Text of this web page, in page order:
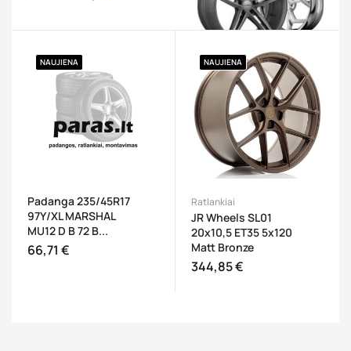
NAUJIENA
Padanga 235/45R17
97Y/XL MARSHAL
MU12 D B 72 B...
Kaina
66,71 €
KREPŠELĮ
NAUJIENA
Ratlankiai
JR Wheels SL01
20x10,5 ET35 5x120
Matt Bronze
Kaina
344,85 €
Į KREPŠELĮ